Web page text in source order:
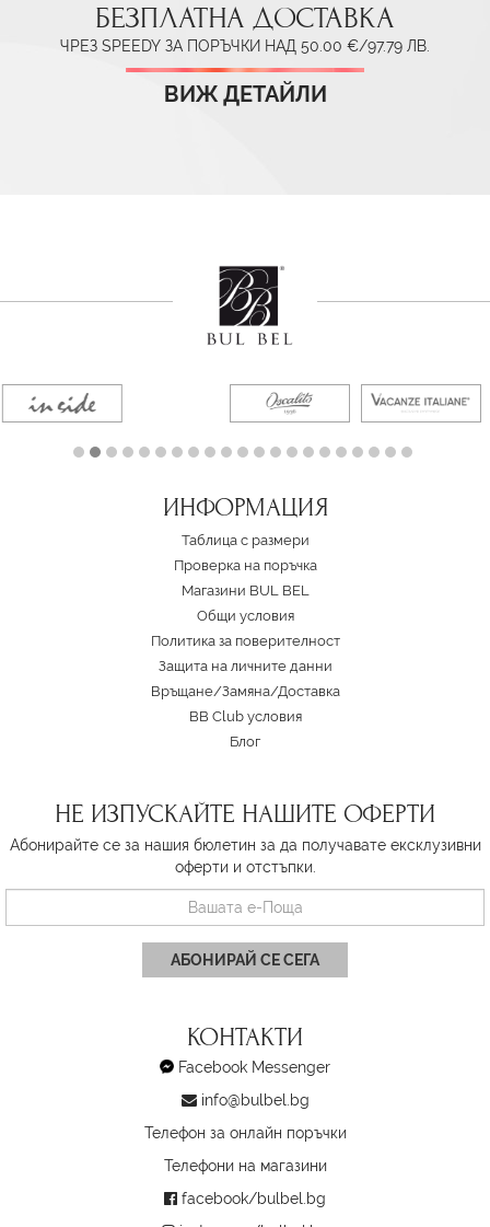
БЕЗПЛАТНА ДОСТАВКА
ЧРЕЗ SPEEDY ЗА ПОРЪЧКИ НАД 50.00 €/97.79 ЛВ.
ВИЖ ДЕТАЙЛИ
ИНФОРМАЦИЯ
Таблица с размери
Проверка на поръчка
Магазини BUL BEL
Oбщи условия
Политика за поверителност
Защита на личните данни
Връщане/Замяна/Доставка
BB Club условия
Блог
НЕ ИЗПУСКАЙТЕ НАШИТЕ ОФЕРТИ
Абонирайте се за нашия бюлетин за да получавате ексклузивни
оферти и отстъпки.
АБОНИРАЙ СЕ СЕГА
КОНТАКТИ
Facebook Messenger
info@bulbel.bg
Телефон за онлайн поръчки
Телефони на магазини
facebook/bulbel.bg